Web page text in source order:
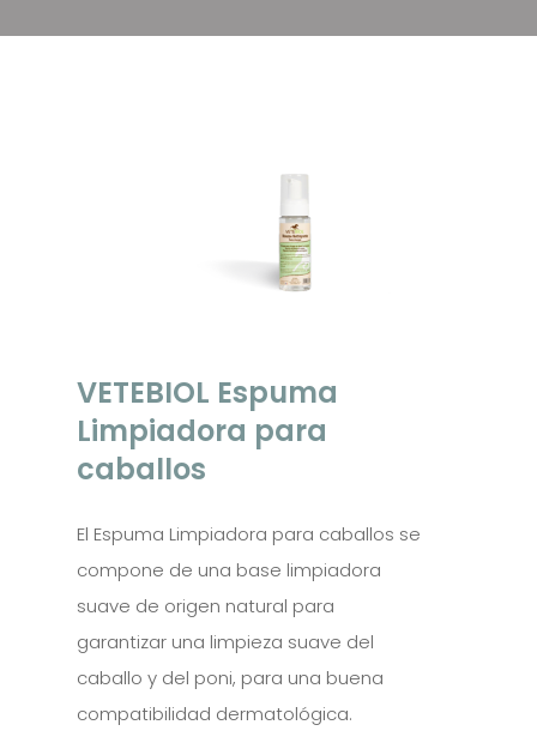
VETEBIOL Espuma
Limpiadora para
caballos
El Espuma Limpiadora para caballos se
compone de una base limpiadora
suave de origen natural para
garantizar una limpieza suave del
caballo y del poni, para una buena
compatibilidad dermatológica.